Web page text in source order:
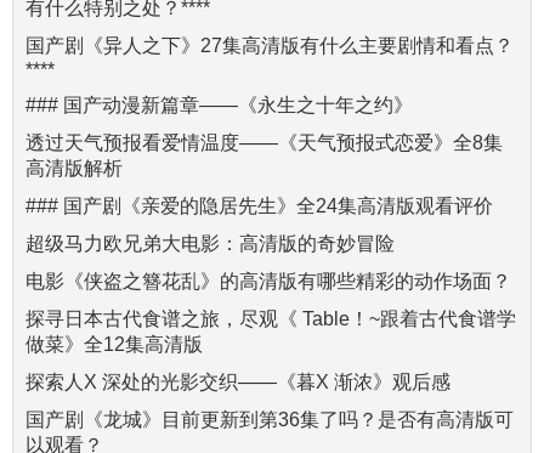
有什么特别之处？****
国产剧《异人之下》27集高清版有什么主要剧情和看点？
****
### 国产动漫新篇章——《永生之十年之约》
透过天气预报看爱情温度——《天气预报式恋爱》全8集
高清版解析
### 国产剧《亲爱的隐居先生》全24集高清版观看评价
超级马力欧兄弟大电影：高清版的奇妙冒险
电影《侠盗之簪花乱》的高清版有哪些精彩的动作场面？
探寻日本古代食谱之旅，尽观《 Table！~跟着古代食谱学
做菜》全12集高清版
探索人X 深处的光影交织——《暮X 渐浓》观后感
国产剧《龙城》目前更新到第36集了吗？是否有高清版可
以观看？